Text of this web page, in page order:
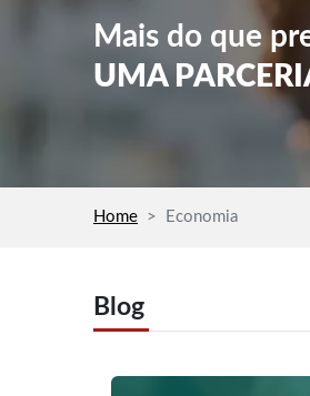
Mais do que
UMA
Home Economia
Blog